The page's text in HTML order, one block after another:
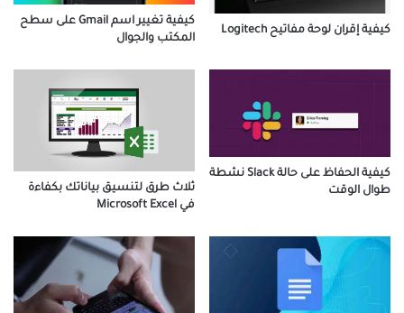
كيفية إقران لوحة مفاتيح Logitech
كيفية تغيير اسم Gmail على سطح
المكتب والجوال
كيفية الحفاظ على حالة Slack نشطة
طوال الوقت
ثلاث طرق لتنسيق بياناتك بكفاءة
في Microsoft Excel